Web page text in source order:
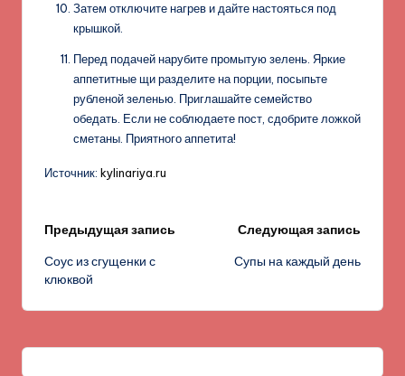
Затем отключите нагрев и дайте настояться под
крышкой.
Перед подачей нарубите промытую зелень. Яркие
аппетитные щи разделите на порции, посыпьте
рубленой зеленью. Приглашайте семейство
обедать. Если не соблюдаете пост, сдобрите ложкой
сметаны. Приятного аппетита!
Источник: kylinariya.ru
Навигация
записи
Предыдущая запись
Соус из сгущенки с
клюквой
Следующая запись
Супы на каждый день